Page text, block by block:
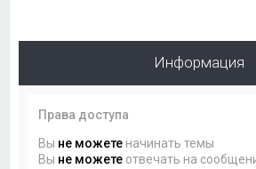
Информация
Права доступа
Вы не можете начинать темы
Вы не можете отвечать на